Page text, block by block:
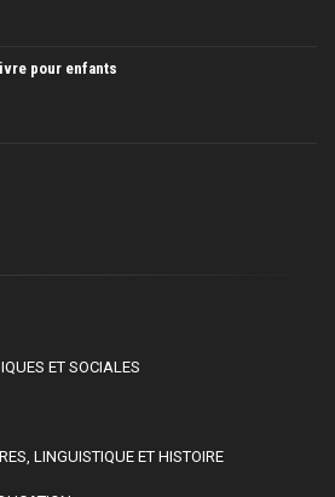
pour enfants
ET SOCIALES
LINGUISTIQUE ET HISTOIRE